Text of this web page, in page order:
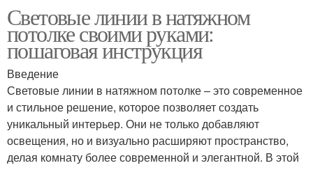
Световые линии в натяжном
потолке своими руками:
пошаговая инструкция
Введение
Световые линии в натяжном потолке – это современное
и стильное решение, которое позволяет создать
уникальный интерьер. Они не только добавляют
освещения, но и визуально расширяют пространство,
делая комнату более современной и элегантной. В этой